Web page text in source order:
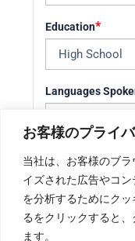
お客様のプライ
当社は、お客様のブ
イズされた広告やコ
を分析するためにク
るをクリックすると
ます。
Education*
Languages
How did you get
履歴書を添付